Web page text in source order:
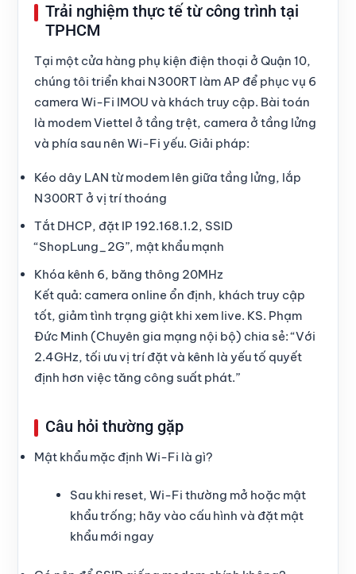
Trải nghiệm thực tế từ công trình tại
TPHCM
Tại một cửa hàng phụ kiện điện thoại ở Quận 10,
chúng tôi triển khai N300RT làm AP để phục vụ 6
camera Wi-Fi IMOU và khách truy cập. Bài toán
là modem Viettel ở tầng trệt, camera ở tầng lửng
và phía sau nên Wi-Fi yếu. Giải pháp:
Kéo dây LAN từ modem lên giữa tầng lửng, lắp
N300RT ở vị trí thoáng
Tắt DHCP, đặt IP 192.168.1.2, SSID
“ShopLung_2G”, mật khẩu mạnh
Khóa kênh 6, băng thông 20MHz
Kết quả: camera online ổn định, khách truy cập
tốt, giảm tình trạng giật khi xem live. KS. Phạm
Đức Minh (Chuyên gia mạng nội bộ) chia sẻ: “Với
2.4GHz, tối ưu vị trí đặt và kênh là yếu tố quyết
định hơn việc tăng công suất phát.”
Câu hỏi thường gặp
Mật khẩu mặc định Wi-Fi là gì?
Sau khi reset, Wi-Fi thường mở hoặc mật
khẩu trống; hãy vào cấu hình và đặt mật
khẩu mới ngay